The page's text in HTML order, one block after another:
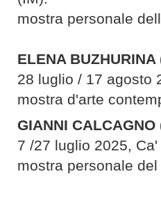
mostra personale
ELENA BUZHURINA
28 luglio / 17 agosto
mostra d'arte
GIANNI
7 /27 luglio 2025,
mostra personale del